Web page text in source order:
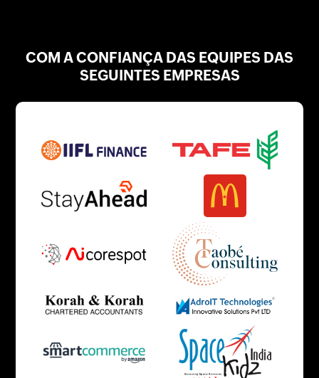
COM A CONFIANÇA DAS EQUIPES DAS
SEGUINTES EMPRESAS